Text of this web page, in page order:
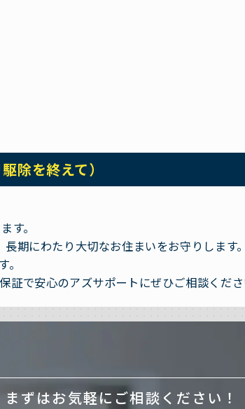
除を終えて）
す。
期にわたり大切なお住まいをお守りします。
証で安心のアズサポートにぜひご相談くださ
まずはお気軽にご相談ください！